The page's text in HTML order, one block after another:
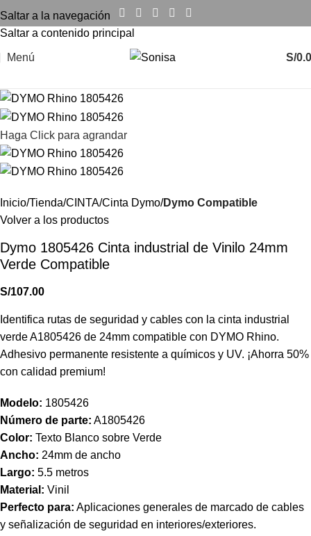
Saltar a la navegación
Saltar a contenido principal
Menú S/
Haga Click para agrandar
Inicio Tienda CINTA Cinta Dymo Dymo Compatible
Volver a los productos
Dymo 1805426 Cinta industrial de Vinilo 24mm
Verde Compatible
S/107.00
Identifica rutas de seguridad y cables con la cinta industrial
verde A1805426 de 24mm compatible con DYMO Rhino.
Adhesivo permanente resistente a químicos y UV. ¡Ahorra 50%
con calidad premium!
Modelo: 1805426
Número de parte: A1805426
Color: Texto Blanco sobre Verde
Ancho: 24mm de ancho
Largo: 5.5 metros
Material: Vinil
Perfecto para: Aplicaciones generales de marcado de cables
y señalización de seguridad en interiores/exteriores.